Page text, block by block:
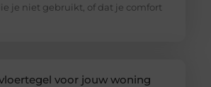
je niet gebruikt, of dat je comfort
voor jouw woning